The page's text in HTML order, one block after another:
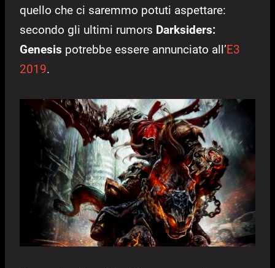
quello che ci saremmo potuti aspettare:
secondo gli ultimi rumors Darksiders:
Genesis potrebbe essere annunciato all’E3
2019.